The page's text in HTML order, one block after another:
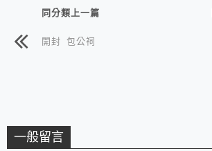
同分類上一篇
開封 包公祠
一般留言